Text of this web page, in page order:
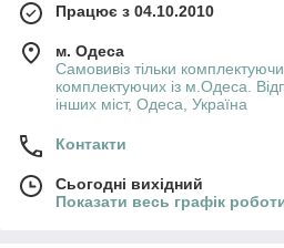
Працює з 04.10.2010
м. Одеса
Самовивіз тільки
комплектуючих із м.Одеса.
інших міст, Одеса, Україна
Контакти
Сьогодні вихідний
Показати весь графік